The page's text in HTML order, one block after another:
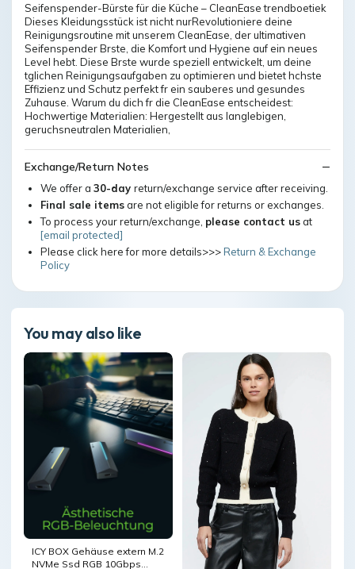
Seifenspender-Bürste für die Küche – CleanEase trendboetiek
Dieses Kleidungsstück ist nicht nurRevolutioniere deine
Reinigungsroutine mit unserem CleanEase, der ultimativen
Seifenspender Brste, die Komfort und Hygiene auf ein neues
Level hebt. Diese Brste wurde speziell entwickelt, um deine
tglichen Reinigungsaufgaben zu optimieren und bietet hchste
Effizienz und Schutz perfekt fr ein sauberes und gesundes
Zuhause. Warum du dich fr die CleanEase entscheidest:
Hochwertige Materialien: Hergestellt aus langlebigen,
geruchsneutralen Materialien,
Exchange/Return Notes
We offer a 30-day return/exchange service after receiving.
Final sale itemsare not eligible for returns or exchanges.
To process your return/exchange, please contact usat
[email protected]
Please click here for more details>>>Return & Exchange
Policy
You may also like
ICY BOX Gehäuse extern M.2
NVMe Ssd RGB 10Gbps